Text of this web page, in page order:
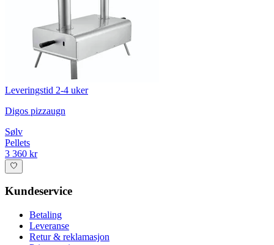
Leveringstid 2-4 uker
Digos pizzaugn
Sølv
Pellets
3 360 kr
Kundeservice
Betaling
Leveranse
Retur & reklamasjon